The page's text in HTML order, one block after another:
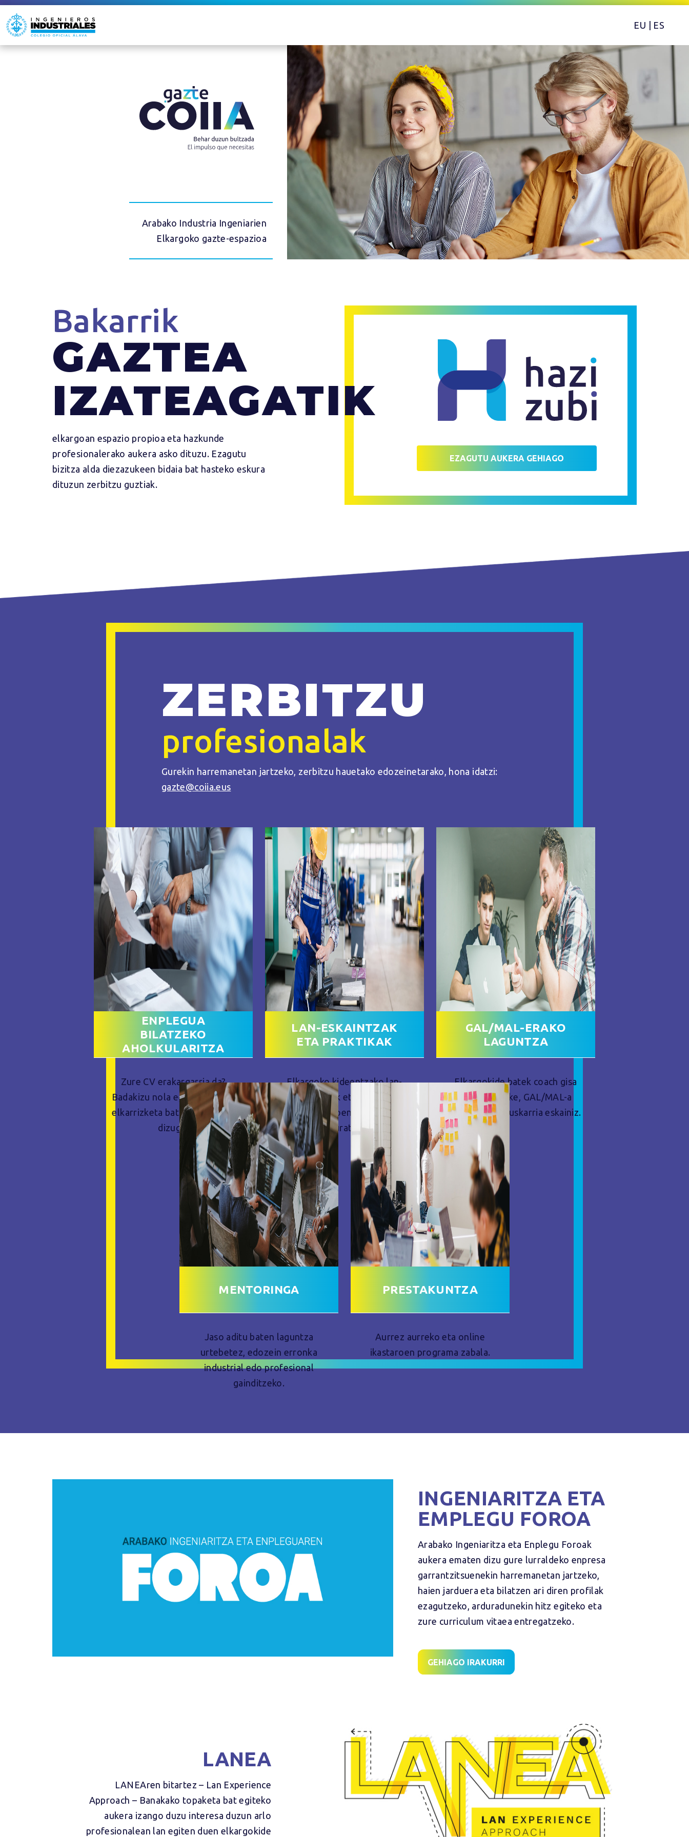
EU ES
Arabako Industria Ingeniarien
Elkargoko gazte-espazioa
Bakarrik
GAZTEA
IZATEAGATIK
elkargoan espazio propioa eta hazkunde
profesionalerako aukera asko dituzu. Ezagutu
bizitza alda diezazukeen bidaia bat hasteko eskura
dituzun zerbitzu guztiak.
EZAGUTU AUKERA GEHIAGO
ZERBITZU
profesionalak
Gurekin harremanetan jartzeko, zerbitzu hauetako edozeinetarako, hona idatzi:
gazte@coiia.eus
ENPLEGUA
BILATZEKO
AHOLKULARITZA
Zure CV erakargarria da?
Badakizu nola egin aurre lan-
elkarrizketa bati? Lagunduko
dizugu!
LAN-ESKAINTZAK
ETA PRAKTIKAK
Elkargoko kideentzako lan-
eskaintzak eta praktika
esklusiboen aukerak
eskuratzea.
GAL/MAL-ERAKO
LAGUNTZA
Elkargokide batek coach gisa
jardun dezake, GAL/MAL-a
prestatzeko euskarria eskainiz.
MENTORINGA
Jaso aditu baten laguntza
urtebetez, edozein erronka
industrial edo profesional
gainditzeko.
PRESTAKUNTZA
Aurrez aurreko eta online
ikastaroen programa zabala.
INGENIARITZA ETA
EMPLEGU FOROA
Arabako Ingeniaritza eta Enplegu Foroak
aukera ematen dizu gure lurraldeko enpresa
garrantzitsuenekin harremanetan jartzeko,
haien jarduera eta bilatzen ari diren profilak
ezagutzeko, arduradunekin hitz egiteko eta
zure curriculum vitaea entregatzeko.
GEHIAGO IRAKURRI
LANEA
LANEAren bitartez – Lan Experience
Approach – Banakako topaketa bat egiteko
aukera izango duzu interesa duzun arlo
profesionalean lan egiten duen elkargokide